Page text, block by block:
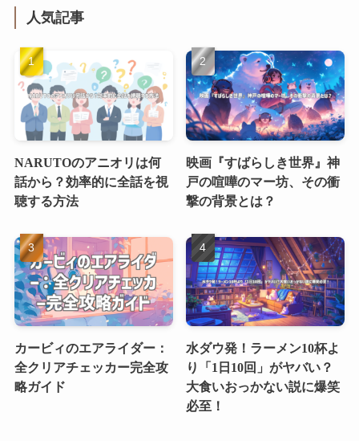
人気記事
NARUTOのアニオリは何
話から？効率的に全話を視
聴する方法
映画『すばらしき世界』神
戸の喧嘩のマー坊、その衝
撃の背景とは？
カービィのエアライダー：
全クリアチェッカー完全攻
略ガイド
水ダウ発！ラーメン10杯よ
り「1日10回」がヤバい？
大食いおっかない説に爆笑
必至！